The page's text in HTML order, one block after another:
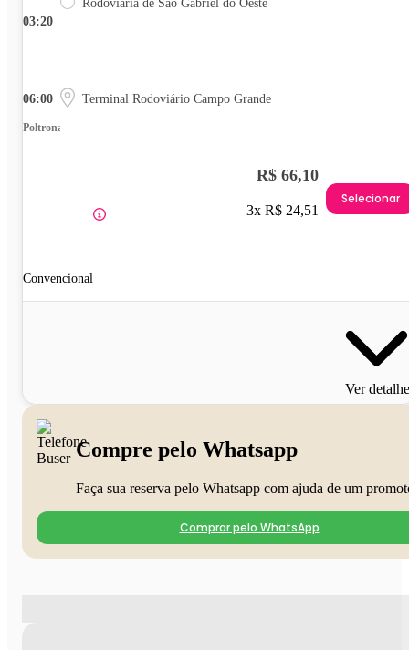
03:20
Rodoviária de São Gabriel do Oeste
06:00 Terminal Rodoviário Campo Grande
Poltrona
Convencional
R$ 66,10
3x R$ 24,51
Selecionar
Ver
Compre pelo Whatsapp
Faça sua reserva pelo Whatsapp com ajuda de um
Comprar pelo WhatsApp